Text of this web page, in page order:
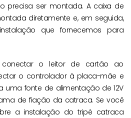
precisa ser montada. A caixa de
diretamente e, em seguida,
que fornecemos para
o leitor de cartão ao
o controlador à placa-mãe e
fonte de alimentação de 12V
de fiação da catraca. Se você
a instalação do tripé catraca